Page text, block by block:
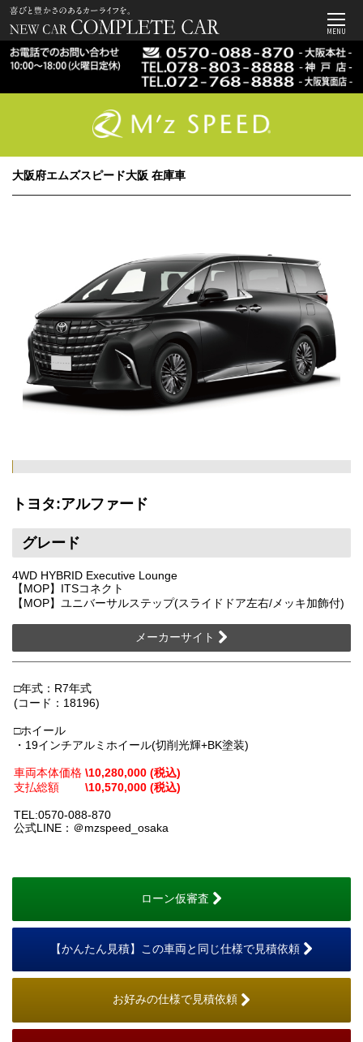
MENU
大阪府エムズスピード大阪 在庫車
トヨタ:アルファード
グレード
4WD HYBRID Executive Lounge
【MOP】ITSコネクト
【MOP】ユニバーサルステップ(スライドドア左右/メッキ加飾付)
メーカーサイト
□年式：R7年式
(コード：18196)
□ホイール
・19インチアルミホイール(切削光輝+BK塗装)
車両本体価格 \10,280,000 (税込)
支払総額 \10,570,000 (税込)
TEL:0570-088-870
公式LINE：＠mzspeed_osaka
ローン仮審査
【かんたん見積】この車両と同じ仕様で見積依頼
お好みの仕様で見積依頼